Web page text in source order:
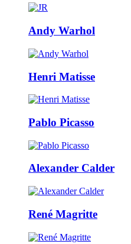
Andy Warhol
Henri Matisse
Pablo Picasso
Alexander Calder
René Magritte